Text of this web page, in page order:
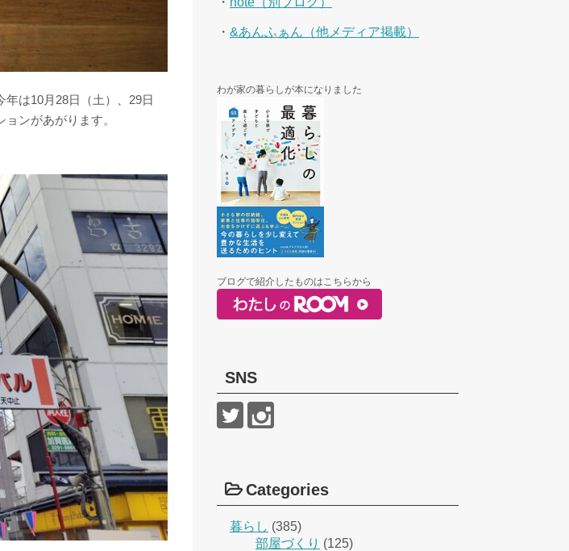
は10月28日（土）、29日
ンがあがります。
・ &あんふぁん（他メディア掲載）
わが家の暮らしが本になりました
ブログで紹介したものはこちらから
SNS
Categories
暮らし (385)
部屋づくり (125)